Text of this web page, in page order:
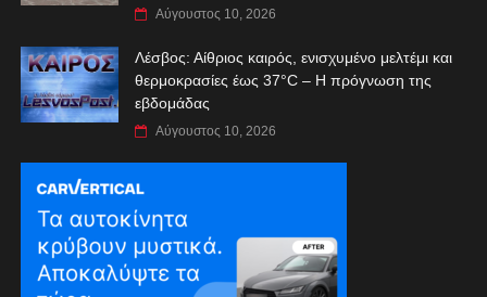
Αύγουστος 10, 2026
Λέσβος: Αίθριος καιρός, ενισχυμένο μελτέμι και
θερμοκρασίες έως 37°C – Η πρόγνωση της
εβδομάδας
Αύγουστος 10, 2026